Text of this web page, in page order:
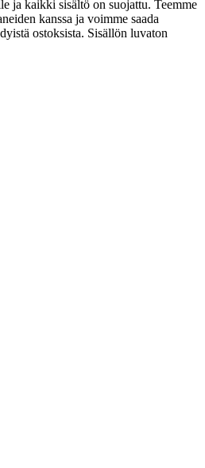
ja kaikki sisältö on suojattu. Teemme
kanssa ja voimme saada
ostoksista. Sisällön luvaton